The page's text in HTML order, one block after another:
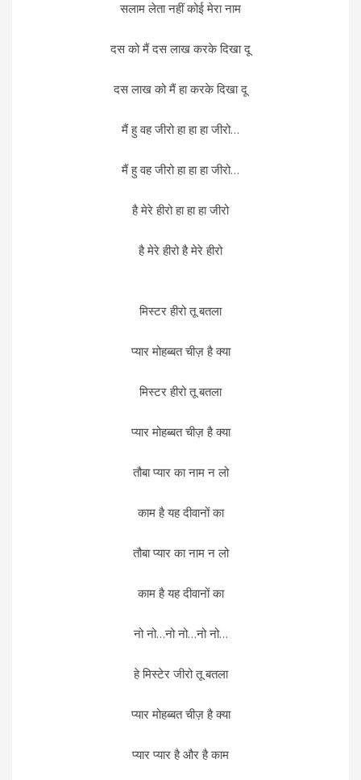
सलाम लेता नहीं कोई मेरा नाम
दस को मैं दस लाख करके दिखा दू
दस लाख को मैं हा करके दिखा दू
मैं हु वह जीरो हा हा हा जीरो…
मैं हु वह जीरो हा हा हा जीरो…
है मेरे हीरो हा हा हा जीरो
है मेरे हीरो है मेरे हीरो
मिस्टर हीरो तू बतला
प्यार मोहब्बत चीज़ है क्या
मिस्टर हीरो तू बतला
प्यार मोहब्बत चीज़ है क्या
तौबा प्यार का नाम न लो
काम है यह दीवानों का
तौबा प्यार का नाम न लो
काम है यह दीवानों का
नो नो…नो नो…नो नो…
हे मिस्टेर जीरो तू बतला
प्यार मोहब्बत चीज़ है क्या
प्यार प्यार है और है काम